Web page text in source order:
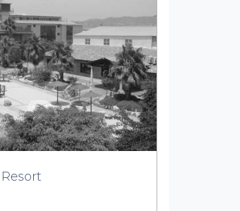
tu salón con confianza
fiestas perfecto para tu próximo evento en
que estás eligiendo entre las mejores
un recuerdo imborrable. Visita
mismo.